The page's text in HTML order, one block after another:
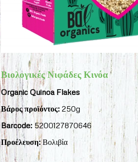
Βιολογικές Νιφάδες Κινόα
Organic Quinoa Flakes
Βάρος προϊόντος: 250g
Barcode: 5200127870646
Προέλευση:Βολιβία